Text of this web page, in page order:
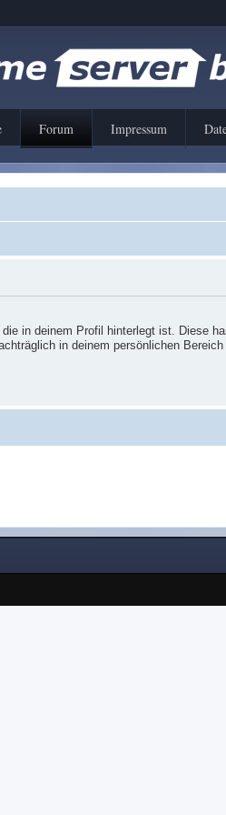
Forum Impressum
in deinem Profil hinterlegt ist. Diese
in deinem persönlichen Bereich